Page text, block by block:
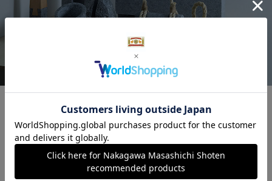
日本三大石材産地のひとつ、香川県高松市に拠
点を構える株式会社 蒼島が手がける「AJI
PROJECT」。世界的にも最高級とされる「庵
治石」を、人々の暮らしの中へ。1000年を超え
る歴史の中で石工職人に受け継がれ磨かれてき